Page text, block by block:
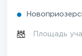
Площадь